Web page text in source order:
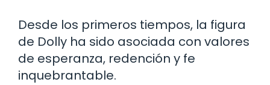
Desde los primeros tiempos, la figura
de Dolly ha sido asociada con valores
de esperanza, redención y fe
inquebrantable.